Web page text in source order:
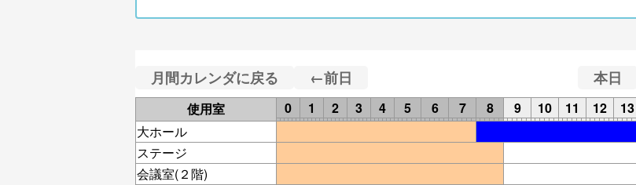
月間カレンダに戻る ←前日 本日
使用室 0 1 2 3 4 5 6 7 8 9 10 11 12 13
大ホール
ステージ
会議室(２階)